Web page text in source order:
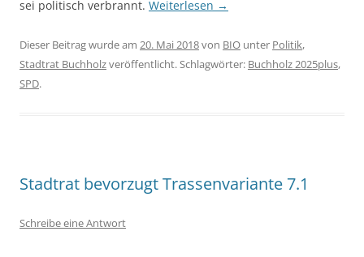
sei politisch verbrannt. Weiterlesen →
Dieser Beitrag wurde am 20. Mai 2018von BIO unter Politik,
Stadtrat Buchholzveröffentlicht. Schlagwörter: Buchholz 2025plus,
SPD.
Stadtrat bevorzugt Trassenvariante 7.1
Schreibe eine Antwort